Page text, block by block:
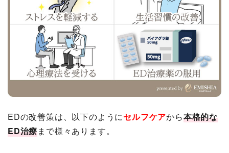
EDの改善策は、以下のようにセルフケアから本格的な
ED治療まで様々あります。